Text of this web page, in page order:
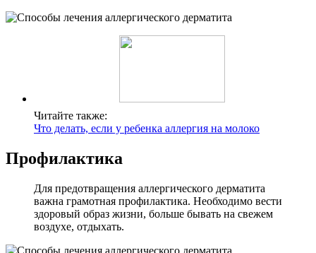
Читайте также:
Что делать, если у ребенка аллергия на молоко
Профилактика
Для предотвращения аллергического дерматита
важна грамотная профилактика. Необходимо вести
здоровый образ жизни, больше бывать на свежем
воздухе, отдыхать.